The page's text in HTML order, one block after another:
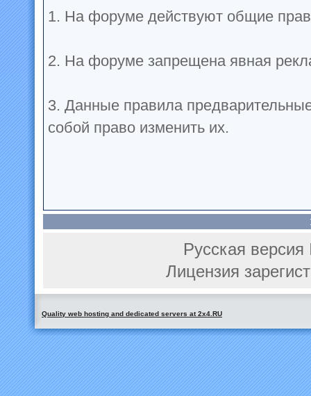
1. На форуме действуют общие
2. На форуме запрещена явная
3. Данные правила
собой право изменить их.
Русская
Лицензия
Quality web hosting and dedicated servers at 2x4.RU